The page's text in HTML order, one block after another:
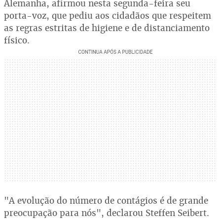
Alemanha, afirmou nesta segunda-feira seu
porta-voz, que pediu aos cidadãos que respeitem
as regras estritas de higiene e de distanciamento
físico.
"A evolução do número de contágios é de grande
preocupação para nós", declarou Steffen Seibert.